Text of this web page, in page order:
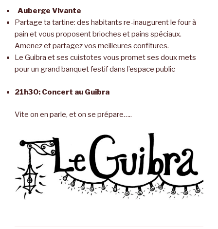
Auberge Vivante
Partage ta tartine: des habitants re-inaugurent le four à
pain et vous proposent brioches et pains spéciaux.
Amenez et partagez vos meilleures confitures.
Le Guibra et ses cuistotes vous promet ses doux mets
pour un grand banquet festif dans l’espace public
21h30: Concert au Guibra
Vite on en parle, et on se prépare…..